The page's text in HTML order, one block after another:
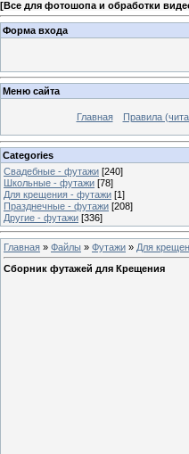
[Все для фотошопа и обработки
Форма входа
Меню сайта
Главная Правила
Categories
Свадебные - футажи [240]
Школьные - футажи [78]
Для крещения - футажи [1]
Празднечные - футажи [208]
Другие - футажи [336]
Главная » Файлы » Футажи » Для
Сборник футажей для Крещения